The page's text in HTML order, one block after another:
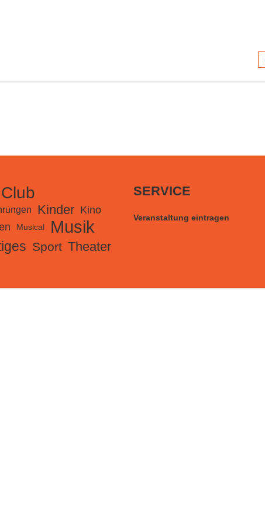
Kinder Kino
Musical Musik
Sport Theater
SERVICE
Veranstaltung eintragen